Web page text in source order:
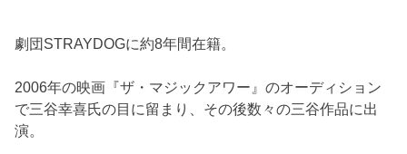
劇団STRAYDOGに約8年間在籍。
2006年の映画『ザ・マジックアワー』のオーディション
で三谷幸喜氏の目に留まり、その後数々の三谷作品に出
演。